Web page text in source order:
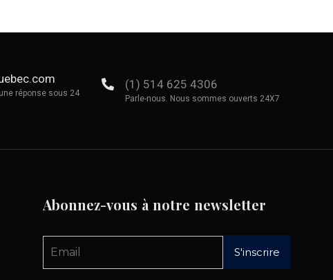
réponse sous 24
(1) 514 625 4306
Parle-nous. Nous sommes ouverts 24X7
Abonnez-vous à notre newsletter